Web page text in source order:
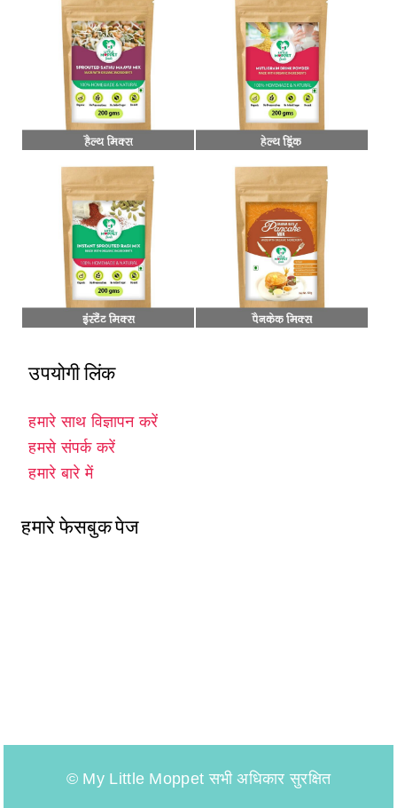
उपयोगी लिंक
हमारे साथ विज्ञापन करें
हमसे संपर्क करें
हमारे बारे में
हमारे फेसबुक पेज
© My Little Moppet सभी अधिकार सुरक्षित